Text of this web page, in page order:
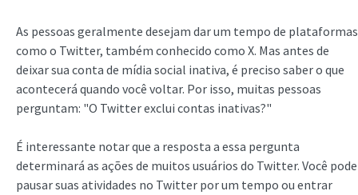
As pessoas geralmente desejam dar um tempo de plataformas
como o Twitter, também conhecido como X. Mas antes de
deixar sua conta de mídia social inativa, é preciso saber o que
acontecerá quando você voltar. Por isso, muitas pessoas
perguntam: "O Twitter exclui contas inativas?"
É interessante notar que a resposta a essa pergunta
determinará as ações de muitos usuários do Twitter. Você pode
pausar suas atividades no Twitter por um tempo ou entrar